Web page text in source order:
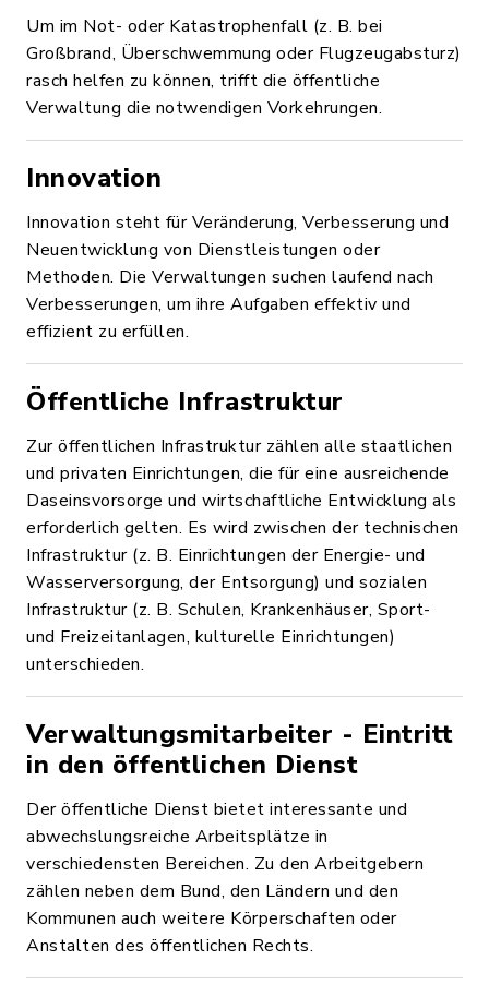
Um im Not- oder Katastrophenfall (z. B. bei
Großbrand, Überschwemmung oder Flugzeugabsturz)
rasch helfen zu können, trifft die öffentliche
Verwaltung die notwendigen Vorkehrungen.
Innovation
Innovation steht für Veränderung, Verbesserung und
Neuentwicklung von Dienstleistungen oder
Methoden. Die Verwaltungen suchen laufend nach
Verbesserungen, um ihre Aufgaben effektiv und
effizient zu erfüllen.
Öffentliche Infrastruktur
Zur öffentlichen Infrastruktur zählen alle staatlichen
und privaten Einrichtungen, die für eine ausreichende
Daseinsvorsorge und wirtschaftliche Entwicklung als
erforderlich gelten. Es wird zwischen der technischen
Infrastruktur (z. B. Einrichtungen der Energie- und
Wasserversorgung, der Entsorgung) und sozialen
Infrastruktur (z. B. Schulen, Krankenhäuser, Sport-
und Freizeitanlagen, kulturelle Einrichtungen)
unterschieden.
Verwaltungsmitarbeiter - Eintritt
in den öffentlichen Dienst
Der öffentliche Dienst bietet interessante und
abwechslungsreiche Arbeitsplätze in
verschiedensten Bereichen. Zu den Arbeitgebern
zählen neben dem Bund, den Ländern und den
Kommunen auch weitere Körperschaften oder
Anstalten des öffentlichen Rechts.